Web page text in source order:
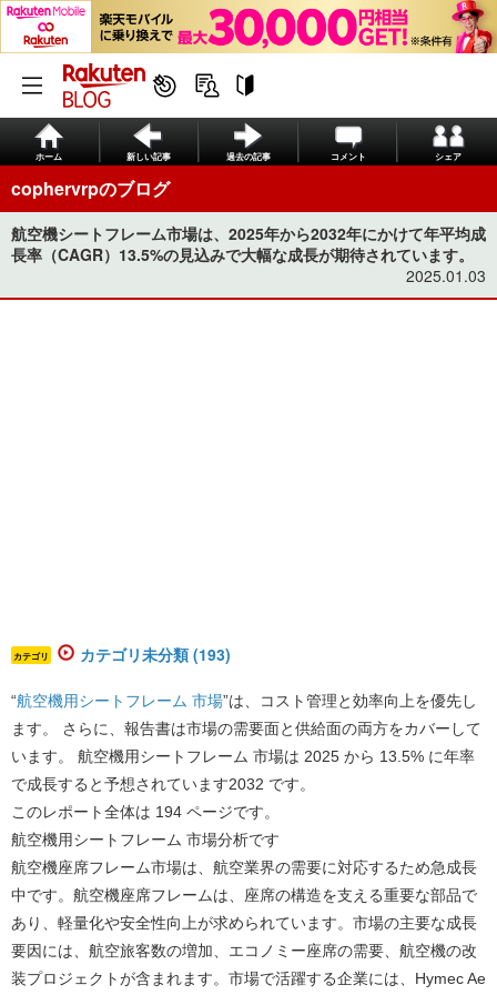
ホーム 新しい記事 過去の記事 コメント シェア
cophervrpのブログ
航空機シートフレーム市場は、2025年から2032年にかけて年平均成
長率（CAGR）13.5%の見込みで大幅な成長が期待されています。
2025.01.03
カテゴリ カテゴリ未分類 (193)
“航空機用シートフレーム 市場”は、コスト管理と効率向上を優先し
ます。 さらに、報告書は市場の需要面と供給面の両方をカバーして
います。 航空機用シートフレーム 市場は 2025 から 13.5% に年率
で成長すると予想されています2032 です。
このレポート全体は 194 ページです。
航空機用シートフレーム 市場分析です
航空機座席フレーム市場は、航空業界の需要に対応するため急成長
中です。航空機座席フレームは、座席の構造を支える重要な部品で
あり、軽量化や安全性向上が求められています。市場の主要な成長
要因には、航空旅客数の増加、エコノミー座席の需要、航空機の改
装プロジェクトが含まれます。市場で活躍する企業には、Hymec Ae